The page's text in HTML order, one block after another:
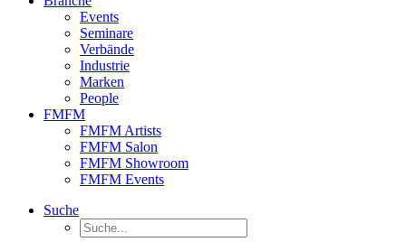
Events
Seminare
Verbände
Industrie
Marken
People
FMFM
FMFM Artists
FMFM Salon
FMFM Showroom
FMFM Events
Suche